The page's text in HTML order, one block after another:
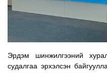
Эрдэм шинжилгээний
судалгаа эрхэлсэн